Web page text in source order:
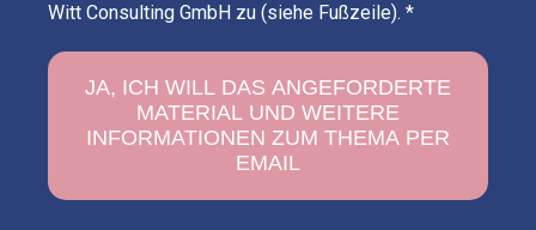
Witt Consulting GmbH zu (siehe Fußzeile). *